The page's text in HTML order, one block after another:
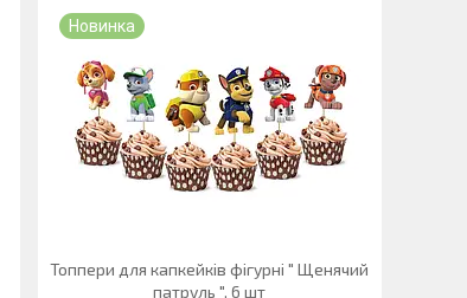
Новинка
Топпери для капкейків фігурні " Щенячий
патруль ", 6 шт